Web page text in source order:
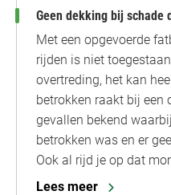
Geen dekking bij schade
Met een opgevoerde
rijden is niet
overtreding, het kan
betrokken raakt bij een
gevallen bekend
betrokken was en er
Ook al rijd je op dat
Lees meer